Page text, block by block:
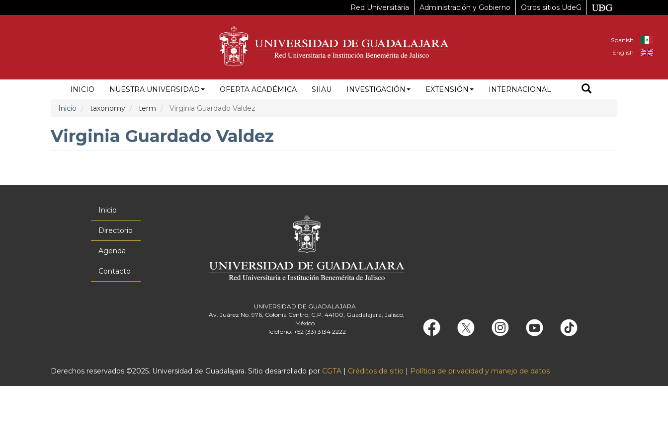
al
Red Universitaria Administración y Gobierno Otros sitios UdeG
Spanish
English
NAVEGACIÓN
PRINCIPAL
INICIO NUESTRA UNIVERSIDAD OFERTA ACADÉMICA SIIAU INVESTIGACIÓN EXTENSIÓN INTERNACIONAL
Inicio taxonomy term Virginia Guardado Valdez
Virginia Guardado Valdez
principal
Inicio
Directorio
Agenda
Contacto
UNIVERSIDAD DE GUADALAJARA
Av. Juárez No. 976, Colonia Centro, C.P. 44100, Guadalajara, Jalisco,
México
Teléfono: +52 (33) 3134 2222
Derechos reservados ©2025. Universidad de Guadalajara. Sitio desarrollado por CGTA Créditos de sitio Política de privacidad y manejo de datos